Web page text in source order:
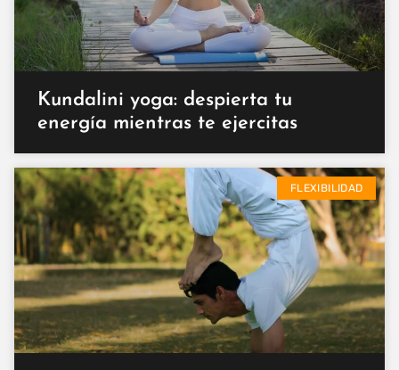
Kundalini yoga: despierta tu
energía mientras te ejercitas
FLEXIBILIDAD